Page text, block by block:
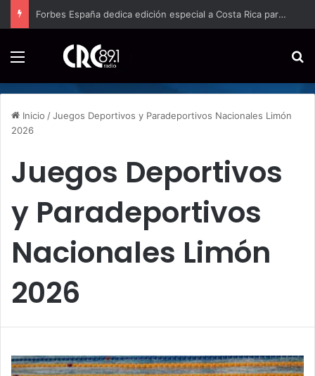
Forbes España dedica edición especial a Costa Rica para promover el turismo europeo
Inicio /Juegos Deportivos y Paradeportivos Nacionales Limón
2026
Juegos Deportivos
y Paradeportivos
Nacionales Limón
2026